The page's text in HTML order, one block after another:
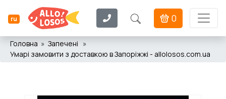
ru 0
Головна
Запечені
Умарі замовити з доставкою в Запоріжжі - allolosos.com.ua